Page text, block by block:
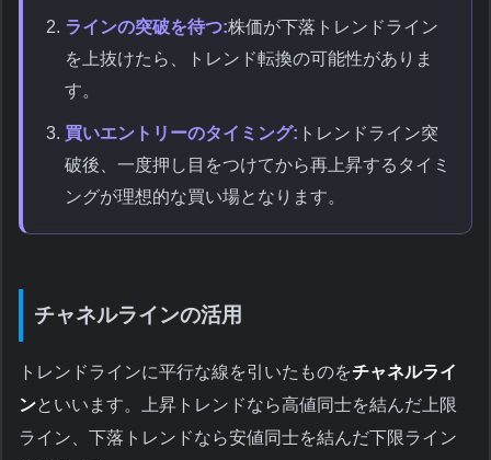
ラインの突破を待つ:株価が下落トレンドライン
を上抜けたら、トレンド転換の可能性がありま
す。
買いエントリーのタイミング: トレンドライン突
破後、一度押し目をつけてから再上昇するタイミ
ングが理想的な買い場となります。
チャネルラインの活用
トレンドラインに平行な線を引いたものをチャネルライ
ンといいます。上昇トレンドなら高値同士を結んだ上限
ライン、下落トレンドなら安値同士を結んだ下限ライン